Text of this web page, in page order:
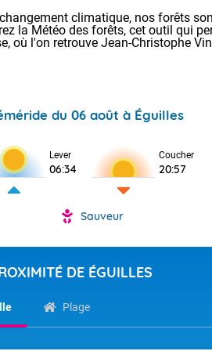
climatique, nos forêts
la Météo des forêts, cet outil qui
où l'on retrouve Jean-Christophe
du 06 août à Éguilles
Lever
06:34
Coucher
20:57
Sauveur
DE ÉGUILLES
Plage
Voici les
28 Lyon : 31
: 27 Nancy :
Calme,